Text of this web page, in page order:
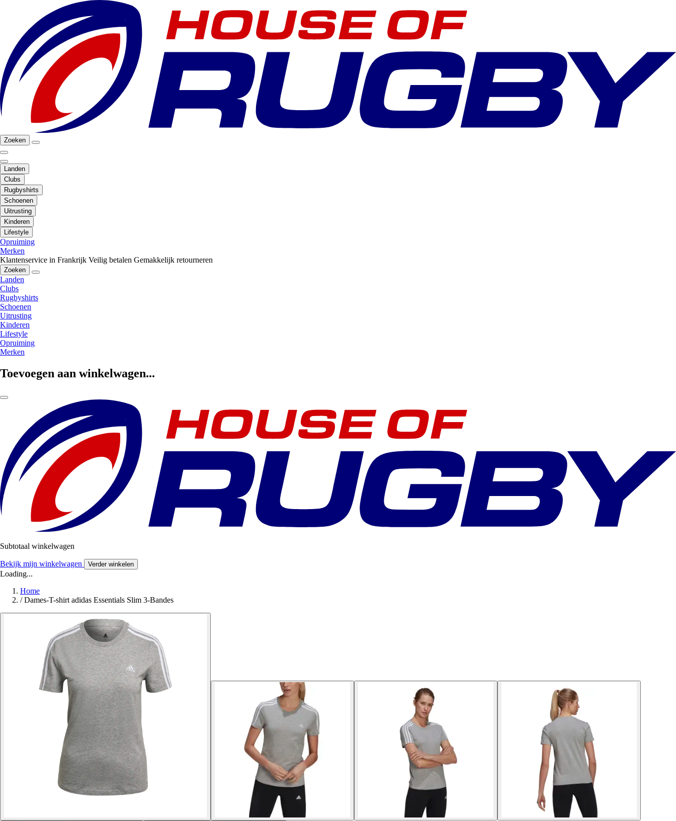
Zoeken
Landen
Clubs
Rugbyshirts
Schoenen
Uitrusting
Kinderen
Lifestyle
Opruiming
Merken
Klantenservice in Frankrijk Veilig betalen Gemakkelijk retourneren
Zoeken
Landen
Clubs
Rugbyshirts
Schoenen
Uitrusting
Kinderen
Lifestyle
Opruiming
Merken
Toevoegen aan winkelwagen...
Subtotaal winkelwagen
Bekijk mijn winkelwagen Verder winkelen
Loading...
Home
/ Dames-T-shirt adidas Essentials Slim 3-Bandes